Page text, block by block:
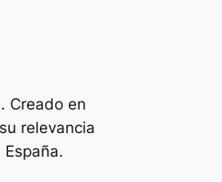
Creado en
relevancia